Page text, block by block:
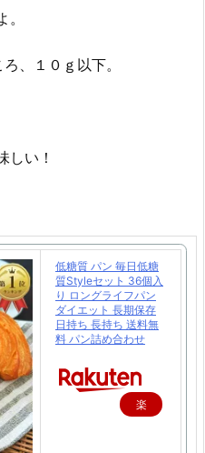
、１０ｇ以下。
しい！
低糖質 パン 毎日低糖
質Styleセット 36個入
り ロングライフパン
ダイエット 長期保存
日持ち 長持ち 送料無
料 パン詰め合わせ
楽